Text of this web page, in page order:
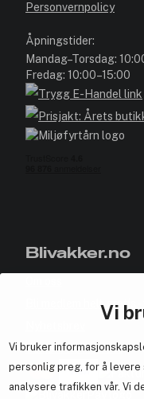
Vi
Vi bruker
personlig preg, for å
analysere trafikken vår. Vi
Personvernpolicy
Åpningstider:
Mandag–Torsdag:
Fredag: 10:00–15:00
Blivakker.no
Bli medlem helt gratis
Samarbeid med oss